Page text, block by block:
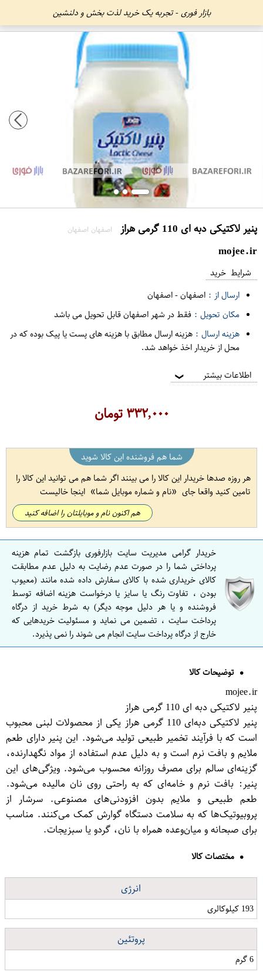
بازار فوری - تجربه یک خرید لذت بخش و دلنشین
پنیر لاکتیکی دبه ای 110 گرمی هراز اصفهان اصفهان
mojee.ir
شرایط خرید
ارسال از : اصفهان-اصفهان
مکان تحویل : فقط در شهر اصفهان قابل تحویل می باشد
هزینه ارسال : هزینه ارسال مطابق با هزینه های پست یا پیک بوده که در
محل از خریدار اخذ خواهد شد.
اطلاعات بیشتر ❯
۳۳۲,۰۰۰تومان
شما هم فروشنده این کالا شوید
هر روزه صدها خریدار این کالا را می بینند اگر شما هم می توانید این کالا را
تامین کنید واقعا جای
نام و شماره موبایل شما اینجا خالیست
هم اکنون نام و موبایلتان را اضافه کنید
خریدار گرامی مدیریت سایت بازارفوری بازگشت تمام هزینه
پرداختی شما را در صورت عدم رضایت به دلیل عدم مطابقت
کالای خریداری شده با کالای سفارش داده شده مانند (معیوب
بودن ، تفاوت رنگ یا سایز یا درخواست هزینه اضافه توسط
فروشنده و یا هر دلیل موجه دیگر) به شرط خرید از درگاه
پرداخت سایت ، تضمین می نماید و مسئولیت خریدهایی که
خارج از درگاه پرداخت سایت انجام می شوند را نمی پذیرد.
توضیحات کالا
mojee.ir
پنیر لاکتیکی دبه ای 110 گرمی هراز
پنیر لاکتیکی دبه‌ای 110 گرمی هراز یکی از محصولات لبنی محبوب
است که با فرآیند تخمیر طبیعی تولید می‌شود. این پنیر دارای طعم
ملایم و بافت نرم است و به دلیل عدم استفاده از مواد نگهدارنده،
گزینه‌ای سالم برای مصرف روزانه محسوب می‌شود. ویژگی‌های این
پنیر: بافت نرم و خامه‌ای که به راحتی روی نان مالیده می‌شود.
طعم طبیعی و ملایم بدون افزودنی‌های مصنوعی. سرشار از
پروبیوتیک‌ها که به سلامت دستگاه گوارش کمک می‌کنند. مناسب
برای صبحانه و میان‌وعده همراه با نان، گردو یا سبزیجات.
مختصات کالا
انرژی
193 کیلوکالری
پروتئین
6 گرم